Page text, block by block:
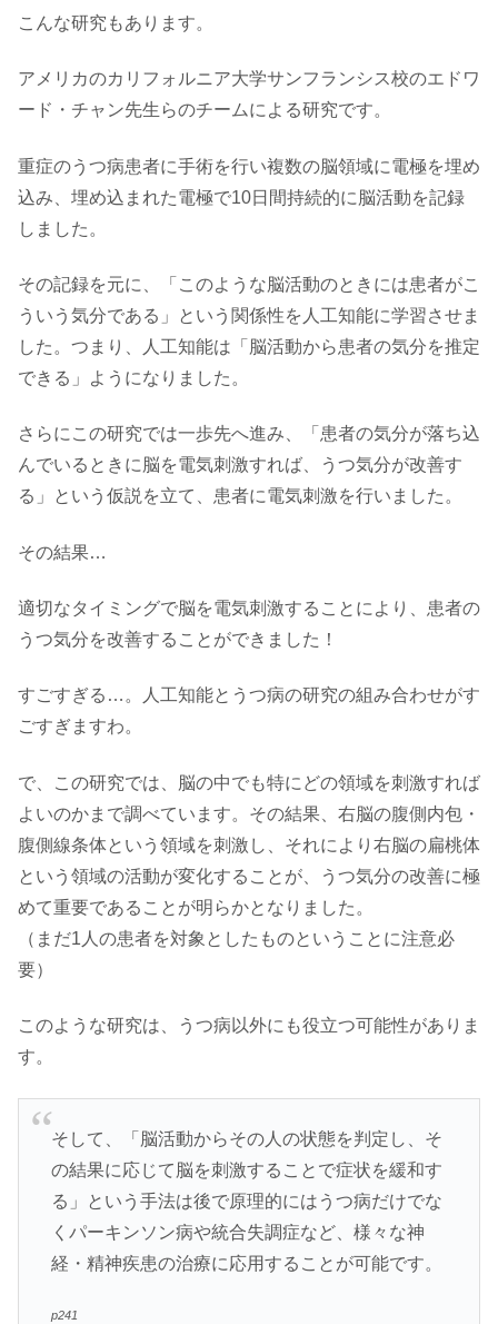
こんな研究もあります。
アメリカのカリフォルニア大学サンフランシス校のエドワ
ード・チャン先生らのチームによる研究です。
重症のうつ病患者に手術を行い複数の脳領域に電極を埋め
込み、埋め込まれた電極で10日間持続的に脳活動を記録
しました。
その記録を元に、「このような脳活動のときには患者がこ
ういう気分である」という関係性を人工知能に学習させま
した。つまり、人工知能は「脳活動から患者の気分を推定
できる」ようになりました。
さらにこの研究では一歩先へ進み、「患者の気分が落ち込
んでいるときに脳を電気刺激すれば、うつ気分が改善す
る」という仮説を立て、患者に電気刺激を行いました。
その結果…
適切なタイミングで脳を電気刺激することにより、患者の
うつ気分を改善することができました！
すごすぎる…。人工知能とうつ病の研究の組み合わせがす
ごすぎますわ。
で、この研究では、脳の中でも特にどの領域を刺激すれば
よいのかまで調べています。その結果、右脳の腹側内包・
腹側線条体という領域を刺激し、それにより右脳の扁桃体
という領域の活動が変化することが、うつ気分の改善に極
めて重要であることが明らかとなりました。
（まだ1人の患者を対象としたものということに注意必
要）
このような研究は、うつ病以外にも役立つ可能性がありま
す。
そして、「脳活動からその人の状態を判定し、そ
の結果に応じて脳を刺激することで症状を緩和す
る」という手法は後で原理的にはうつ病だけでな
くパーキンソン病や統合失調症など、様々な神
経・精神疾患の治療に応用することが可能です。
p241